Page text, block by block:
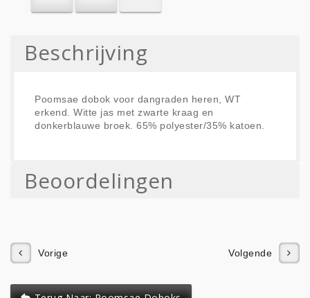
Beschrijving
Poomsae dobok voor dangraden heren, WT
erkend. Witte jas met zwarte kraag en
donkerblauwe broek. 65% polyester/35% katoen.
Beoordelingen
Volgende
Vorige